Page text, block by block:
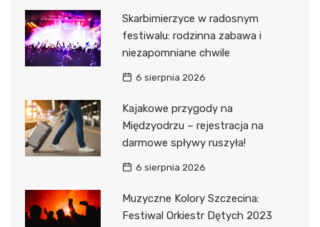
Skarbimierzyce w radosnym
festiwalu: rodzinna zabawa i
niezapomniane chwile
6 sierpnia 2026
Kajakowe przygody na
Międzyodrzu – rejestracja na
darmowe spływy ruszyła!
6 sierpnia 2026
Muzyczne Kolory Szczecina:
Festiwal Orkiestr Dętych 2023